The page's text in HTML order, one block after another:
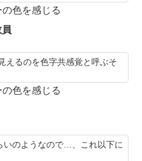
色を感じる
えるのを色字共感覚と呼ぶそ
色を感じる
いのようなので…、これ以下に